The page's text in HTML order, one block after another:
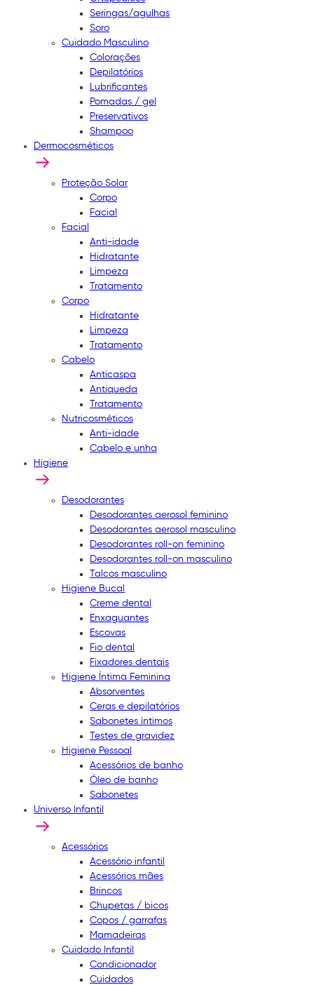
Seringas/agulhas
Soro
Cuidado Masculino
Colorações
Depilatórios
Lubrificantes
Pomadas / gel
Preservativos
Shampoo
Dermocosméticos
Proteção Solar
Corpo
Facial
Facial
Anti-idade
Hidratante
Limpeza
Tratamento
Corpo
Hidratante
Limpeza
Tratamento
Cabelo
Anticaspa
Antiqueda
Tratamento
Nutricosméticos
Anti-idade
Cabelo e unha
Higiene
Desodorantes
Desodorantes aerosol feminino
Desodorantes aerosol masculino
Desodorantes roll-on feminino
Desodorantes roll-on masculino
Talcos masculino
Higiene Bucal
Creme dental
Enxaguantes
Escovas
Fio dental
Fixadores dentais
Higiene Íntima Feminina
Absorventes
Ceras e depilatórios
Sabonetes íntimos
Testes de gravidez
Higiene Pessoal
Acessórios de banho
Óleo de banho
Sabonetes
Universo Infantil
Acessórios
Acessório infantil
Acessórios mães
Brincos
Chupetas / bicos
Copos / garrafas
Mamadeiras
Cuidado Infantil
Condicionador
Cuidados